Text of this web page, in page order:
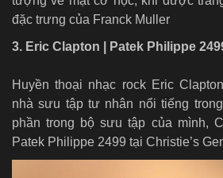
đặc trưng của Franck Muller
3. Eric Clapton | Patek Philippe
Huyền thoại nhạc rock Eric
nhà sưu tập tư nhân nổi tiếng
phần trong bộ sưu tập của mình,
Patek Philippe 2499 tại Christie’s